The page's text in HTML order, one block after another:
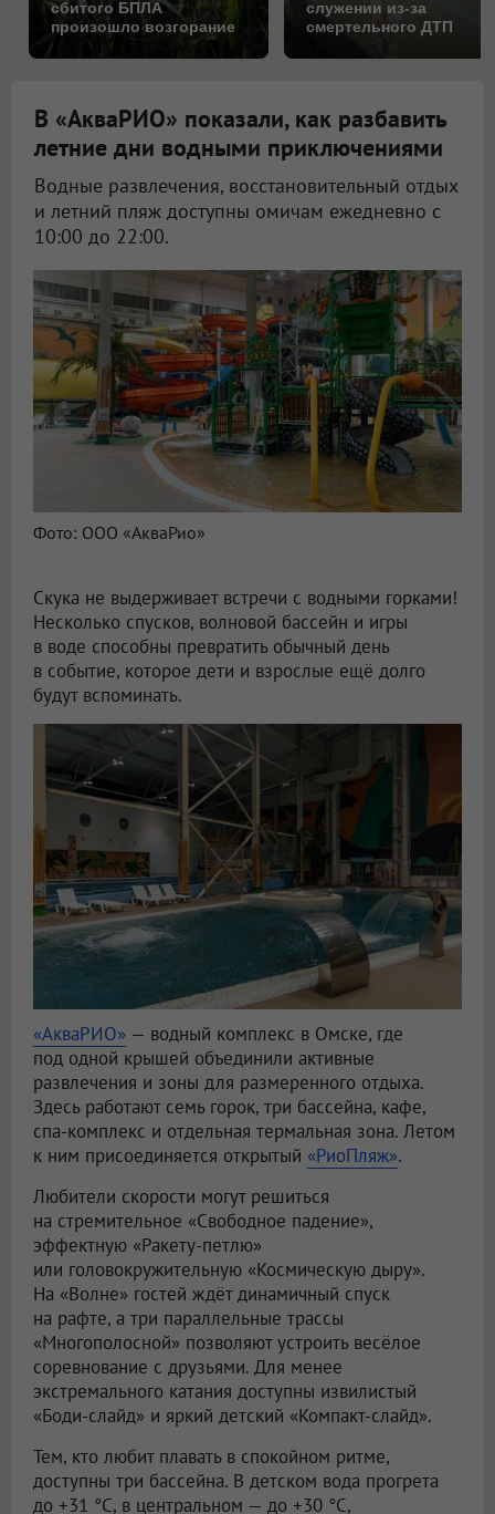
сбитого БПЛА
произошло возгорание
служении из-за
смертельного ДТП
В «АкваРИО» показали, как разбавить
летние дни водными приключениями
Водные развлечения, восстановительный отдых
и летний пляж доступны омичам ежедневно с
10:00 до 22:00.
Фото: ООО «АкваРио»
Скука не выдерживает встречи с водными горками!
Несколько спусков, волновой бассейн и игры
в воде способны превратить обычный день
в событие, которое дети и взрослые ещё долго
будут вспоминать.
«АкваРИО» — водный комплекс в Омске, где
под одной крышей объединили активные
развлечения и зоны для размеренного отдыха.
Здесь работают семь горок, три бассейна, кафе,
спа-комплекс и отдельная термальная зона. Летом
к ним присоединяется открытый «РиоПляж».
Любители скорости могут решиться
на стремительное «Свободное падение»,
эффектную «Ракету-петлю»
или головокружительную «Космическую дыру».
На «Волне» гостей ждёт динамичный спуск
на рафте, а три параллельные трассы
«Многополосной» позволяют устроить весёлое
соревнование с друзьями. Для менее
экстремального катания доступны извилистый
«Боди-слайд» и яркий детский «Компакт-слайд».
Тем, кто любит плавать в спокойном ритме,
доступны три бассейна. В детском вода прогрета
до +31 °C, в центральном — до +30 °C,